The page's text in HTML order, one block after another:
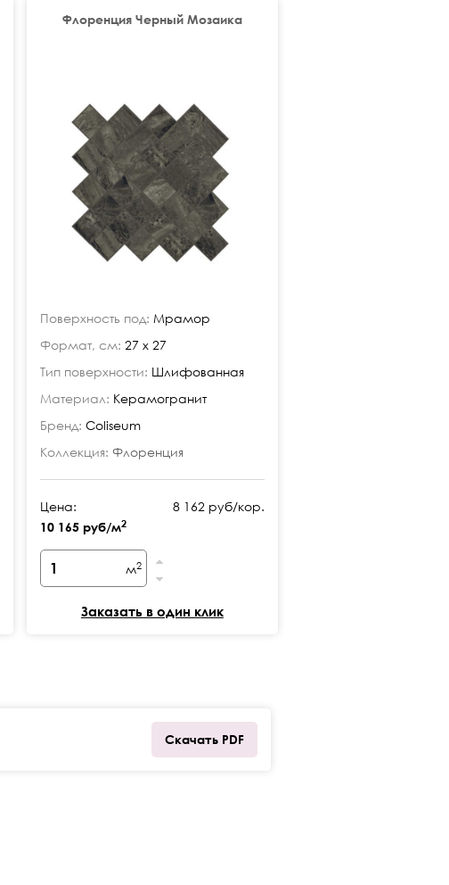
Флоренция Черный Мозаика
Поверхность под: Мрамор
Формат, см: 27 х 27
Тип поверхности: Шлифованная
Материал: Керамогранит
Бренд: Coliseum
Коллекция: Флоренция
Цена:
10 165 руб/м2
8 162 руб/кор.
м2
Заказать в один клик
Скачать PDF